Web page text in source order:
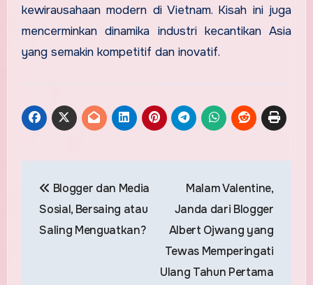
kewirausahaan modern di Vietnam. Kisah ini juga
mencerminkan dinamika industri kecantikan Asia
yang semakin kompetitif dan inovatif.
navigation
Blogger dan Media
Sosial, Bersaing atau
Saling Menguatkan?
Malam Valentine,
Janda dari Blogger
Albert Ojwang yang
Tewas Memperingati
Ulang Tahun Pertama